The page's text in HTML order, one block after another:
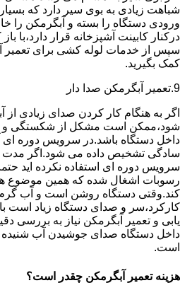
شباهت زیادی به بوی سیر دارد که
ورودی دستگاه را بسته و آبگرمکن را
درکنار کابینت آشپزخانه قرار دارد،با
سپس از خدمات لوله کشی برای تعمیر
کمک بگیرید.
9.تعمیر آبگرمکن صدا دار
اگر به هنگام کار کردن صدای زیادی
شود،ممکن است مشکل از شکستگی و
داخل دستگاه باشد.در سرویس دوره ای
سادگی تشخیص داده می شود.اگر مدت
سرویس دوره ای استفاده نکرده اید
رسوبات اشغال شده که همین موضوع
کند.وقتی دستگاه روشن است و آب گرم
کارکرد،سر و صدای دستگاه زیاد است
یابی و تعمیر آبگرمکن نیاز به
داخل دستگاه صدای جوشیدن آب
است.
هزینه تعمیر آبگرمکن چقدر است؟